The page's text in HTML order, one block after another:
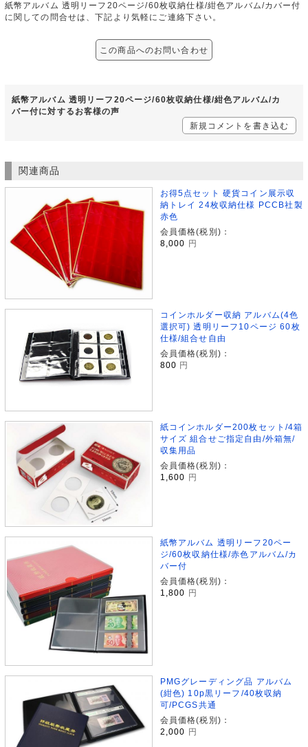
紙幣アルバム 透明リーフ20ページ/60枚収納仕様/紺色アルバム/カバー付
に関しての問合せは、下記より気軽にご連絡下さい。
この商品へのお問い合わせ
紙幣アルバム 透明リーフ20ページ/60枚収納仕様/紺色アルバム/カ
バー付に対するお客様の声
新規コメントを書き込む
関連商品
お得5点セット 硬貨コイン展示収
納トレイ 24枚収納仕様 PCCB社製
赤色
会員価格(税別)：
8,000
円
コインホルダー収納 アルバム(4色
選択可) 透明リーフ10ページ 60枚
仕様/組合せ自由
会員価格(税別)：
800 円
紙コインホルダー200枚セット/4箱
サイズ 組合せご指定自由/外箱無/
収集用品
会員価格(税別)：
1,600
円
紙幣アルバム 透明リーフ20ペー
ジ/60枚収納仕様/赤色アルバム/カ
バー付
会員価格(税別)：
1,800
円
PMGグレーディング品 アルバム
(紺色) 10p黒リーフ/40枚収納
可/PCGS共通
会員価格(税別)：
2,000
円